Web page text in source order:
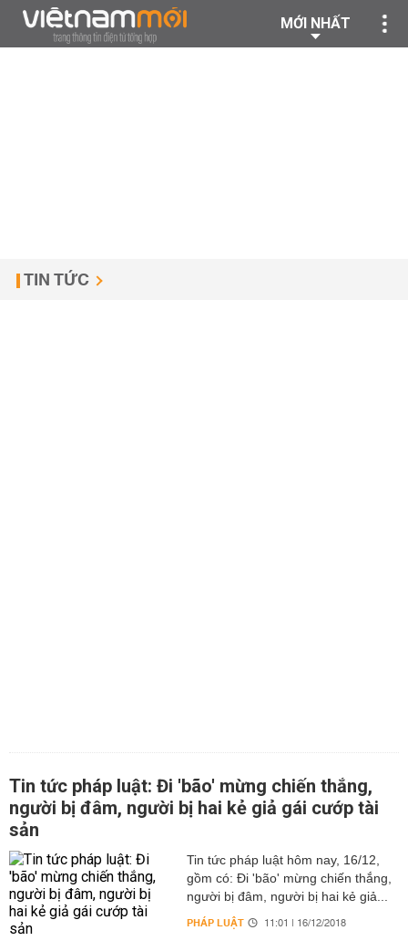
MỚI NHẤT
TIN TỨC
Tin tức pháp luật: Đi 'bão' mừng chiến thắng,
người bị đâm, người bị hai kẻ giả gái cướp tài
sản
Tin tức pháp luật hôm nay, 16/12,
gồm có: Đi 'bão' mừng chiến thắng,
người bị đâm, người bị hai kẻ giả...
PHÁP LUẬT 11:01 | 16/12/2018